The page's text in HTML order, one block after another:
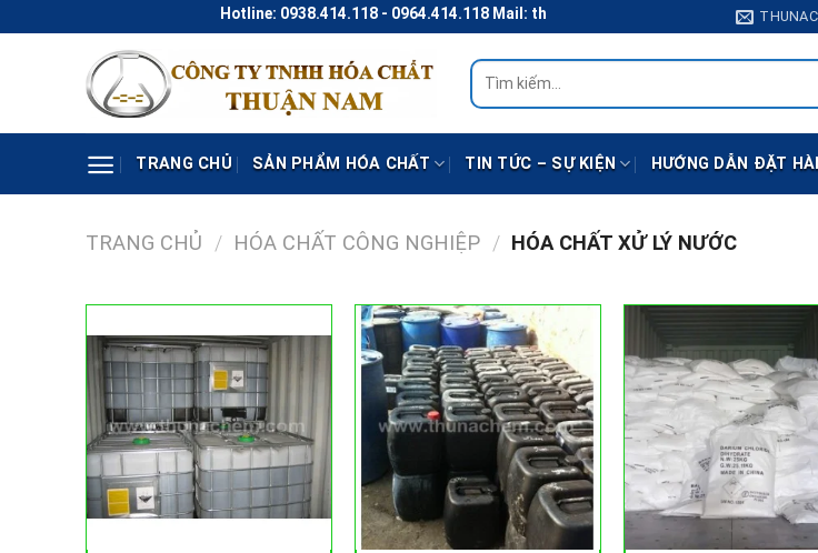
to
Hotline: 0938.414.118 - 0964.414.118 Mail: thunaco@gmail.com
Tìm
kiếm:
TRANG CHỦ SẢN PHẨM HÓA CHẤT TIN TỨC – SỰ KIỆN HƯỚNG DẪN ĐẶT
TRANG CHỦ / HÓA CHẤT CÔNG NGHIỆP / HÓA CHẤT XỬ LÝ NƯỚC